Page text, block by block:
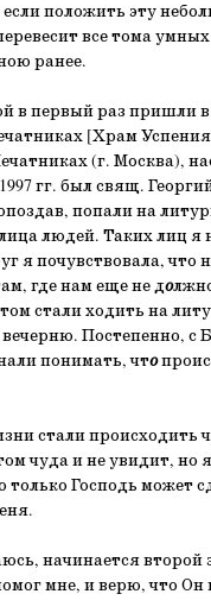
если положить эту
все тома
ранее.
в первый раз пришли
[Храм
(г. Москва),
гг. был свящ.
попали на
людей. Таких лиц я
я почувствовала, что
где нам еще не до
стали ходить на
Постепенно, с
понимать, что
стали происходить
чуда и не увидит, но
только Господь может
начинается второй
мне, и верю, что Он